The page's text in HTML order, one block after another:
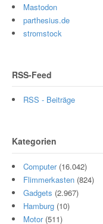
Mastodon
parthesius.de
stromstock
RSS-Feed
RSS - Beiträge
Kategorien
Computer(16.042)
Flimmerkasten (824)
Gadgets (2.967)
Hamburg (10)
Motor(511)